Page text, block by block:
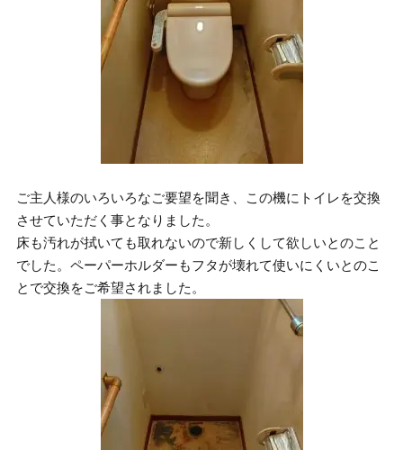
ご主人様のいろいろなご要望を聞き、この機にトイレを交換
させていただく事となりました。
床も汚れが拭いても取れないので新しくして欲しいとのこと
でした。ペーパーホルダーもフタが壊れて使いにくいとのこ
とで交換をご希望されました。